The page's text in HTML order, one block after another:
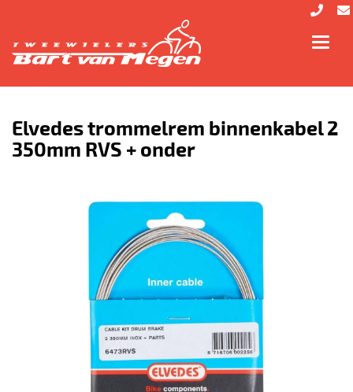
Elvedes trommelrem binnenkabel 2
350mm RVS + onder